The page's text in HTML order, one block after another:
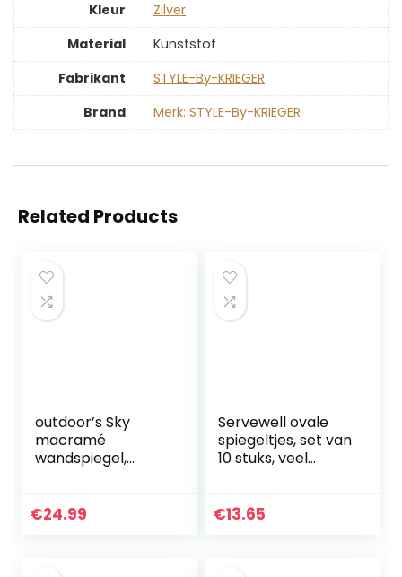
Kleur
‎Zilver
Material
‎Kunststof
Fabrikant
‎STYLE-By-KRIEGER
Brand
Merk: STYLE-By-KRIEGER
Related Products
outdoor’s Sky
macramé
wandspiegel,
op te hangen,
€24.99
Servewell ovale
spiegeltjes, set van
10 stuks, veel
barstbestendig,
€13.65